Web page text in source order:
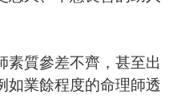
素質參差不齊，甚至出
如業餘程度的命理師透